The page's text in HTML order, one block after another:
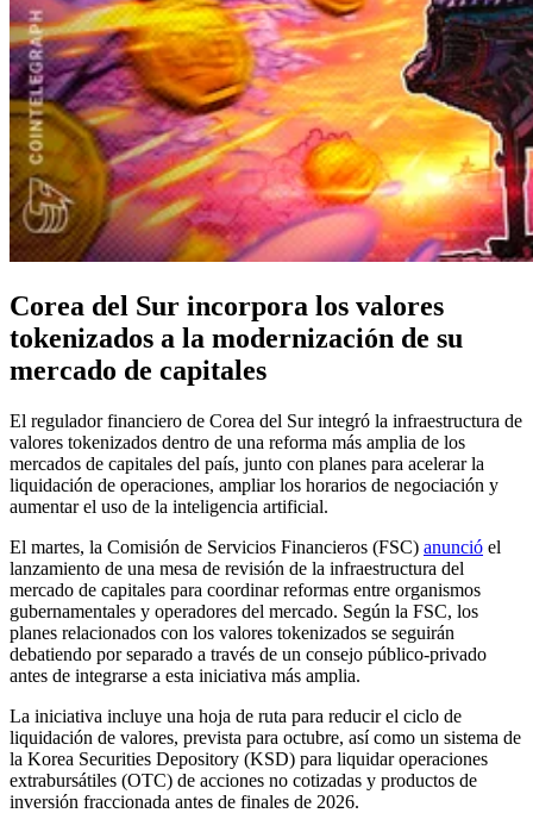
Corea del Sur incorpora los valores
tokenizados a la modernización de su
mercado de capitales
El regulador financiero de Corea del Sur integró la infraestructura de
valores tokenizados dentro de una reforma más amplia de los
mercados de capitales del país, junto con planes para acelerar la
liquidación de operaciones, ampliar los horarios de negociación y
aumentar el uso de la inteligencia artificial.
El martes, la Comisión de Servicios Financieros (FSC) anunció el
lanzamiento de una mesa de revisión de la infraestructura del
mercado de capitales para coordinar reformas entre organismos
gubernamentales y operadores del mercado. Según la FSC, los
planes relacionados con los valores tokenizados se seguirán
debatiendo por separado a través de un consejo público-privado
antes de integrarse a esta iniciativa más amplia.
La iniciativa incluye una hoja de ruta para reducir el ciclo de
liquidación de valores, prevista para octubre, así como un sistema de
la Korea Securities Depository (KSD) para liquidar operaciones
extrabursátiles (OTC) de acciones no cotizadas y productos de
inversión fraccionada antes de finales de 2026.